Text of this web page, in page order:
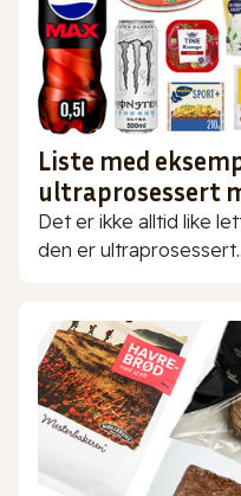
Liste med
ultraprosessert
Det er ikke alltid like
den er